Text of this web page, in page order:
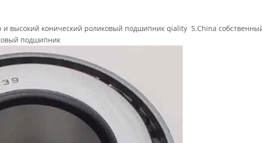
высокий конический роликовый подшипник qiality 5.China
подшипник